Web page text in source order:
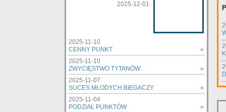
2025-12-01
2025-11-10
CENNY PUNKT
»
2025-11-10
ZWYCIĘSTWO TYTANÓW
»
2025-11-07
SUCES MŁODYCH BIEGACZY
»
2025-11-04
PODZIAŁ PUNKTÓW
»